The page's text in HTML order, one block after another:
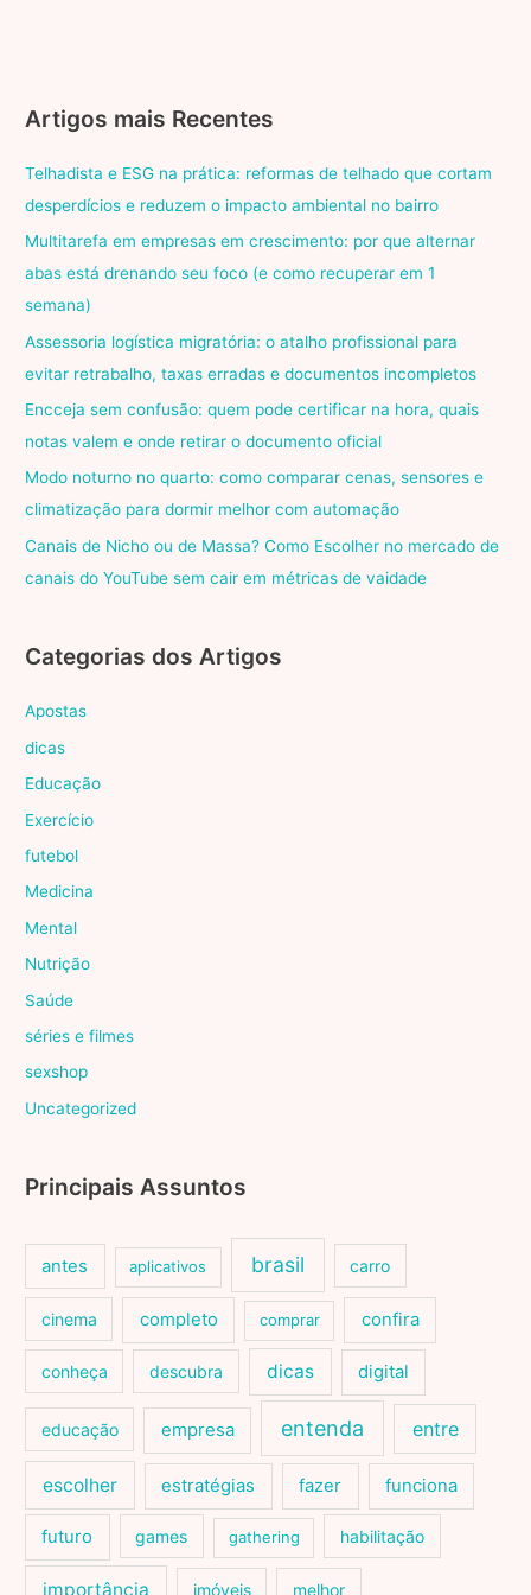
Artigos mais Recentes
Telhadista e ESG na prática: reformas de telhado que cortam
desperdícios e reduzem o impacto ambiental no bairro
Multitarefa em empresas em crescimento: por que alternar
abas está drenando seu foco (e como recuperar em 1
semana)
Assessoria logística migratória: o atalho profissional para
evitar retrabalho, taxas erradas e documentos incompletos
Encceja sem confusão: quem pode certificar na hora, quais
notas valem e onde retirar o documento oficial
Modo noturno no quarto: como comparar cenas, sensores e
climatização para dormir melhor com automação
Canais de Nicho ou de Massa? Como Escolher no mercado de
canais do YouTube sem cair em métricas de vaidade
Categorias dos Artigos
Apostas
dicas
Educação
Exercício
futebol
Medicina
Mental
Nutrição
Saúde
séries e filmes
sexshop
Uncategorized
Principais Assuntos
antes aplicativos brasil carro
cinema completo comprar confira
conheça descubra dicas digital
educação empresa entenda entre
escolher estratégias fazer funciona
futuro games gathering habilitação
importância imóveis melhor